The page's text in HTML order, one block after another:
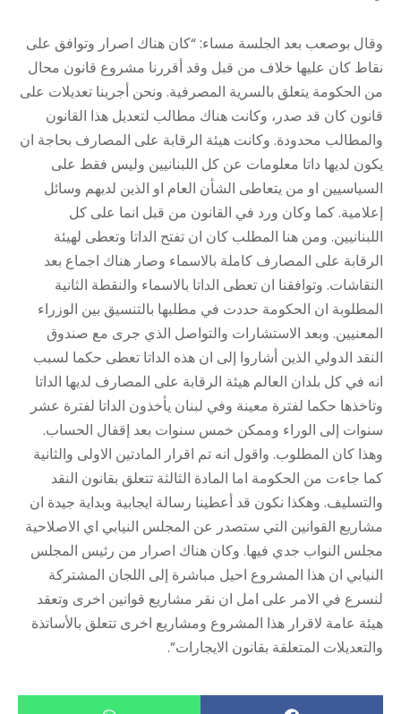
وقال بوصعب بعد الجلسة مساء: “كان هناك اصرار وتوافق على
نقاط كان عليها خلاف من قبل وقد أقررنا مشروع قانون محال
من الحكومة يتعلق بالسرية المصرفية. ونحن أجرينا تعديلات على
قانون كان قد صدر، وكانت هناك مطالب لتعديل هذا القانون
والمطالب محدودة. وكانت هيئة الرقابة على المصارف بحاجة ان
يكون لديها داتا معلومات عن كل اللبنانيين وليس فقط على
السياسيين او من يتعاطى الشأن العام او الذين لديهم وسائل
إعلامية. كما وكان ورد في القانون من قبل انما على كل
اللبنانيين. ومن هنا المطلب كان ان تفتح الداتا وتعطى لهيئة
الرقابة على المصارف كاملة بالاسماء وصار هناك اجماع بعد
النقاشات. وتوافقنا ان تعطى الداتا بالاسماء والنقطة الثانية
المطلوبة ان الحكومة حددت في مطلبها بالتنسيق بين الوزراء
المعنيين. وبعد الاستشارات والتواصل الذي جرى مع صندوق
النقد الدولي الذين أشاروا إلى ان هذه الداتا تعطى حكما لسبب
انه في كل بلدان العالم هيئة الرقابة على المصارف لديها الداتا
وتاخذها حكما لفترة معينة وفي لبنان يأخذون الداتا لفترة عشر
سنوات إلى الوراء وممكن خمس سنوات بعد إقفال الحساب.
وهذا كان المطلوب. واقول انه تم اقرار المادتين الاولى والثانية
كما جاءت من الحكومة اما المادة الثالثة تتعلق بقانون النقد
والتسليف. وهكذا نكون قد أعطينا رسالة ايجابية وبداية جيدة ان
مشاريع القوانين التي ستصدر عن المجلس النيابي اي الاصلاحية
مجلس النواب جدي فيها. وكان هناك اصرار من رئيس المجلس
النيابي ان هذا المشروع احيل مباشرة إلى اللجان المشتركة
لنسرع في الامر على امل ان نقر مشاريع قوانين اخرى وتعقد
هيئة عامة لاقرار هذا المشروع ومشاريع اخرى تتعلق بالأساتذة
والتعديلات المتعلقة بقانون الايجارات”.